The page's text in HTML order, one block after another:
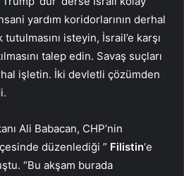
yardım koridorlarının derhal
tutulmasını isteyin, İsrail’e karşı
talep edin. Savaş suçları
işletin. İki devletli çözümden
Ali Babacan, CHP’nin
düzenlediği ” Filistin‘e
“Bu akşam burada